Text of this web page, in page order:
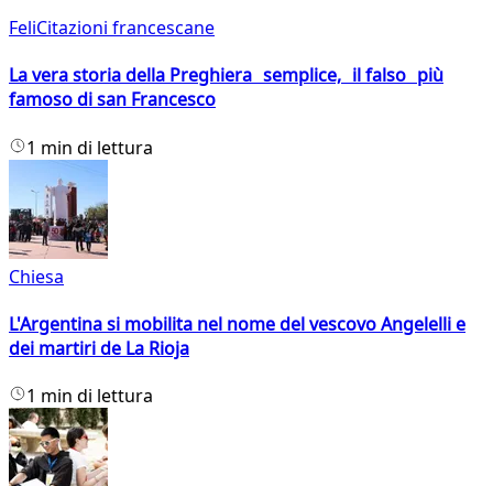
FeliCitazioni francescane
La vera storia della Preghiera semplice, il falso più
famoso di san Francesco
1 min di lettura
Chiesa
L'Argentina si mobilita nel nome del vescovo Angelelli e
dei martiri de La Rioja
1 min di lettura